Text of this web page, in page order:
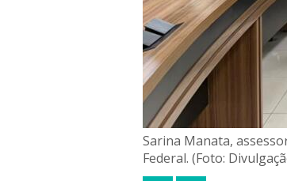
Sarina Manata,
Federal. (Foto: